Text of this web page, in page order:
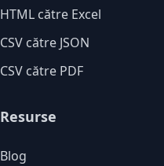
HTML către Excel
CSV către JSON
CSV către PDF
Resurse
Blog